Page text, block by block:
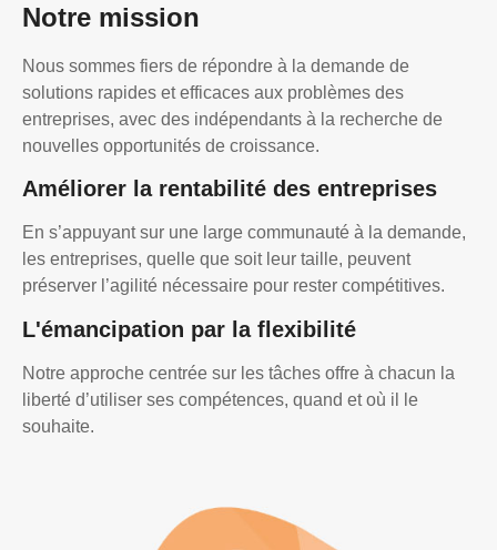
Notre mission
Nous sommes fiers de répondre à la demande de
solutions rapides et efficaces aux problèmes des
entreprises, avec des indépendants à la recherche de
nouvelles opportunités de croissance.
Améliorer la rentabilité des entreprises
En s’appuyant sur une large communauté à la demande,
les entreprises, quelle que soit leur taille, peuvent
préserver l’agilité nécessaire pour rester compétitives.
L'émancipation par la flexibilité
Notre approche centrée sur les tâches offre à chacun la
liberté d’utiliser ses compétences, quand et où il le
souhaite.